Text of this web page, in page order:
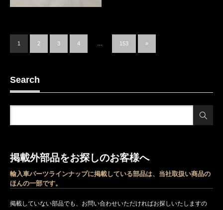
1 2 3 4 … 153 »
Search
掲載外部品をお探しのお客様へ
輸入車パーツラインナップに掲載している部品は、当社取扱い商品の
ほんの一部です。
掲載していない部品でも、お問い合わせいただければお探しいたしますの